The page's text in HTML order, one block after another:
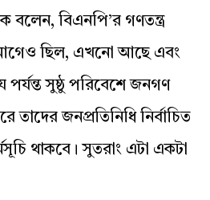
বিএনপি’র গণতন্ত্র
আগেও ছিল, এখনো আছে এবং
পর্যন্ত সুষ্ঠু পরিবেশে জনগণ
তাদের জনপ্রতিনিধি নির্বাচিত
থাকবে। সুতরাং এটা একটা